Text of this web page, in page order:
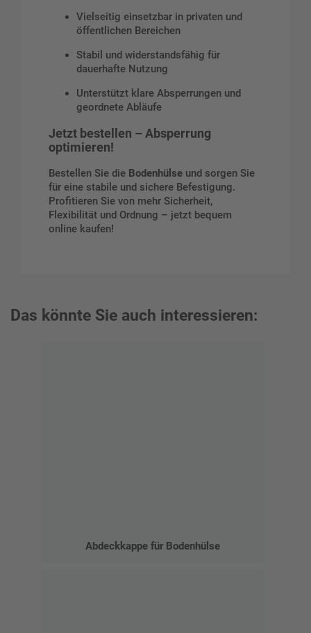
Vielseitig einsetzbar in privaten und
öffentlichen Bereichen
Stabil und widerstandsfähig für
dauerhafte Nutzung
Unterstützt klare Absperrungen und
geordnete Abläufe
Jetzt bestellen – Absperrung
optimieren!
Bestellen Sie die Bodenhülse und sorgen Sie
für eine stabile und sichere Befestigung.
Profitieren Sie von mehr Sicherheit,
Flexibilität und Ordnung – jetzt bequem
online kaufen!
Das könnte Sie auch interessieren:
Abdeckkappe für Bodenhülse